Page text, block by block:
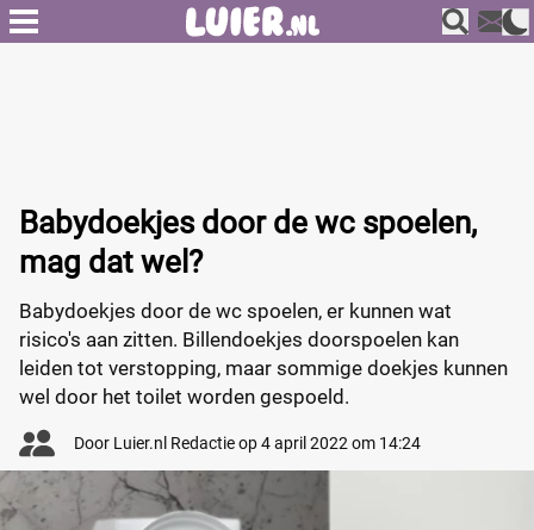
Babydoekjes door de wc spoelen,
mag dat wel?
Babydoekjes door de wc spoelen, er kunnen wat
risico's aan zitten. Billendoekjes doorspoelen kan
leiden tot verstopping, maar sommige doekjes kunnen
wel door het toilet worden gespoeld.
Door Luier.nl Redactieop4 april 2022 om 14:24